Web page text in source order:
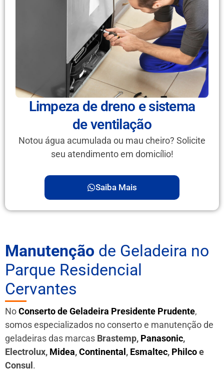
Limpeza de dreno e sistema
de ventilação
Notou água acumulada ou mau cheiro? Solicite
seu atendimento em domicílio!
Saiba Mais
Manutenção de Geladeira no
Parque Residencial
Cervantes
NoConserto de Geladeira Presidente Prudente,
somos especializados no conserto e manutenção de
geladeiras das marcas Brastemp, Panasonic,
Electrolux, Midea,Continental, Esmaltec, Philcoe
Consul.